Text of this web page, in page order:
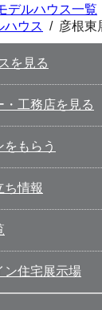
デルハウス一覧
ハウス / 彦根東
を見る
工務店を見る
もらう
ち情報
ン住宅展示場